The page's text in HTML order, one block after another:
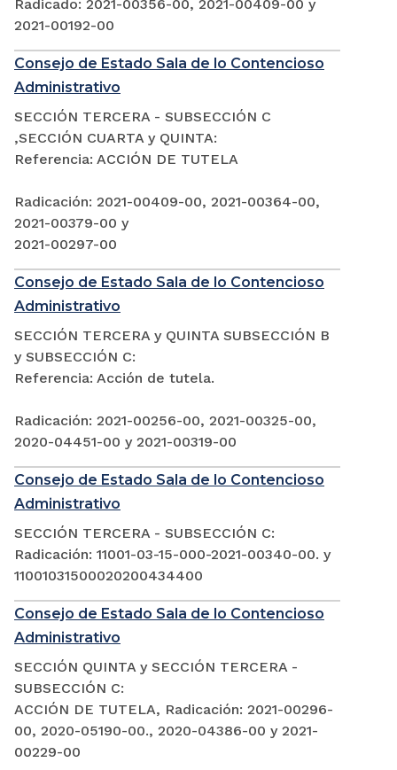
Radicado: 2021-00356-00, 2021-00409-00 y
2021-00192-00
Consejo de Estado Sala de lo Contencioso
Administrativo
SECCIÓN TERCERA - SUBSECCIÓN C
,SECCIÓN CUARTA y QUINTA:
Referencia: ACCIÓN DE TUTELA
Radicación: 2021-00409-00, 2021-00364-00,
2021-00379-00 y
2021-00297-00
Consejo de Estado Sala de lo Contencioso
Administrativo
SECCIÓN TERCERA y QUINTA SUBSECCIÓN B
y SUBSECCIÓN C:
Referencia: Acción de tutela.
Radicación: 2021-00256-00, 2021-00325-00,
2020-04451-00 y 2021-00319-00
Consejo de Estado Sala de lo Contencioso
Administrativo
SECCIÓN TERCERA - SUBSECCIÓN C:
Radicación: 11001-03-15-000-2021-00340-00. y
11001031500020200434400
Consejo de Estado Sala de lo Contencioso
Administrativo
SECCIÓN QUINTA y SECCIÓN TERCERA -
SUBSECCIÓN C:
ACCIÓN DE TUTELA, Radicación: 2021-00296-
00, 2020-05190-00., 2020-04386-00 y 2021-
00229-00